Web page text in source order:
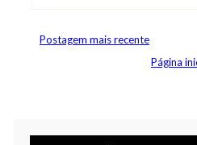
Postagem mais recente
Página